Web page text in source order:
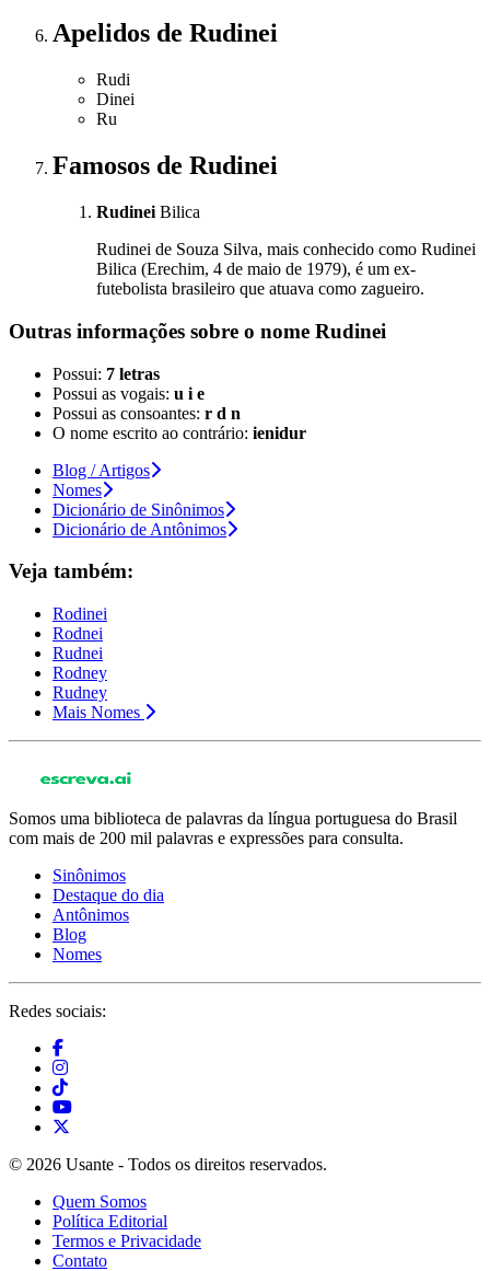
Apelidos de Rudinei
Rudi
Dinei
Ru
Famosos de Rudinei
Rudinei Bilica
Rudinei de Souza Silva, mais conhecido como Rudinei
Bilica (Erechim, 4 de maio de 1979), é um ex-
futebolista brasileiro que atuava como zagueiro.
Outras informações sobre o nome Rudinei
Possui: 7 letras
Possui as vogais: u i e
Possui as consoantes: r d n
O nome escrito ao contrário: ienidur
Blog / Artigos
Nomes
Dicionário de Sinônimos
Dicionário de Antônimos
Veja também:
Rodinei
Rodnei
Rudnei
Rodney
Rudney
Mais Nomes
Somos uma biblioteca de palavras da língua portuguesa do Brasil
com mais de 200 mil palavras e expressões para consulta.
Sinônimos
Destaque do dia
Antônimos
Blog
Nomes
Redes sociais:
© 2026 Usante - Todos os direitos reservados.
Quem Somos
Política Editorial
Termos e Privacidade
Contato